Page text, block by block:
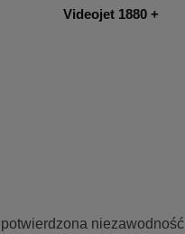
Videojet 1880 +